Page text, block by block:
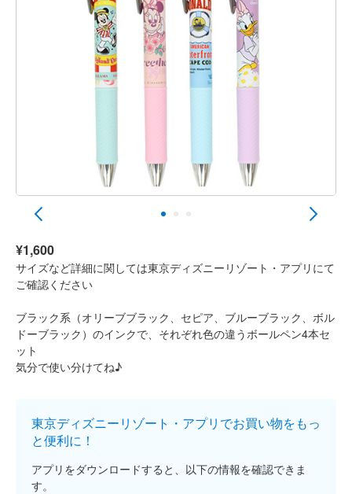
¥1,600
サイズなど詳細に関しては東京ディズニーリゾート・アプリにて
ご確認ください
ブラック系（オリーブブラック、セピア、ブルーブラック、ボル
ドーブラック）のインクで、それぞれ色の違うボールペン4本セ
ット
気分で使い分けてね♪
東京ディズニーリゾート・アプリでお買い物をもっ
と便利に！
アプリをダウンロードすると、以下の情報を確認できま
す。